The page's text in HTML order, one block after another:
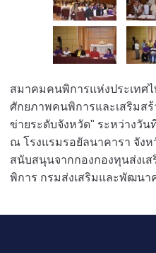
สมาคมคนพิการแห่งประเทศ
ศักยภาพคนพิการและเสริมส
ข่ายระดับจังหวัด" ระหว่างวั
ณ โรงแรมรอยัลนาคารา จัง
สนับสนุนจากกองกองทุนส่ง
พิการ กรมส่งเสริมและพัฒน